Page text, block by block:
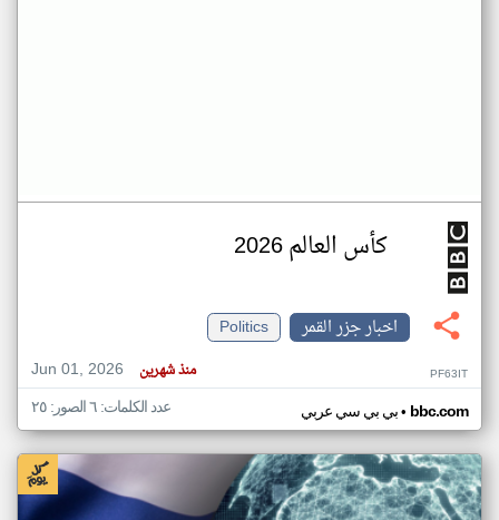
كأس العالم 2026
اخبار جزر القمر
Politics
Jun 01, 2026
منذ شهرين PF63IT
بي بي سي عربي• bbc.com عدد الكلمات: ٦ الصور: ٢٥